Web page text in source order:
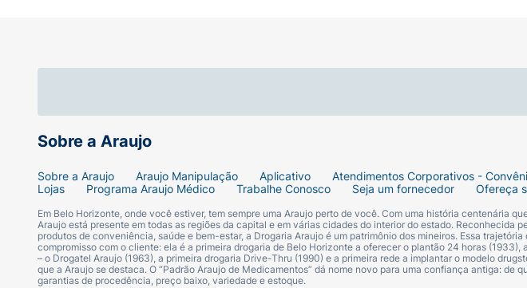
Sobre a Araujo
Sobre a Araujo Araujo Manipulação Aplicativo Atendimentos Corporativos -
Lojas
Programa Araujo Médico Trabalhe Conosco Seja um fornecedor Ofereça
Em Belo Horizonte, onde você estiver, tem sempre uma Araujo perto de você. Com uma história centenária
Araujo está presente em todas as regiões da capital e em várias cidades do interior do estado. Reconhecida
produtos de conveniência, saúde e bem-estar, a Drogaria Araujo é um patrimônio dos mineiros. Essa
compromisso com o cliente: ela é a primeira drogaria de Belo Horizonte a oferecer o plantão 24 horas
– o Drogatel Araujo (1963), a primeira drogaria Drive-Thru (1990) e a primeira rede a implantar o modelo
que a Araujo se destaca. O “Padrão Araujo de Medicamentos” dá nome novo para uma confiança antiga: de
garantias de procedência, preço baixo, variedade e estoque.